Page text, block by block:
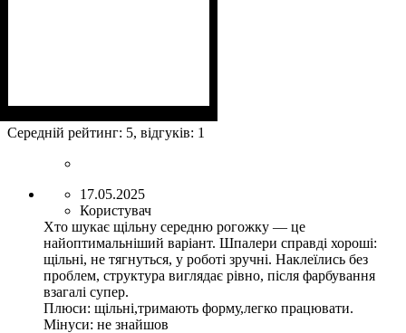
Склошпалери, флізелін,
паперовій основі, для
важких шпалер.
Середній рейтинг: 5, відгуків: 1
17.05.2025
Користувач
Хто шукає щільну середню рогожку — це
найоптимальніший варіант. Шпалери справді хороші:
щільні, не тягнуться, у роботі зручні. Наклеїлись без
проблем, структура виглядає рівно, після фарбування
взагалі супер.
Плюси: щільні,тримають форму,легко працювати.
Мінуси: не знайшов